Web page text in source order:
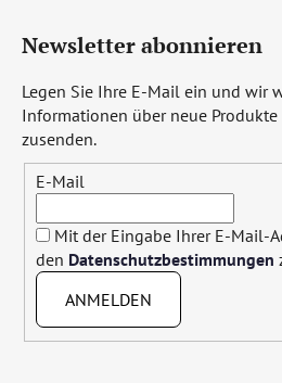
Newsletter abonnieren
Legen Sie Ihre E-Mail ein und wir
Informationen über neue
zusenden.
E-Mail
Mit der Eingabe Ihrer E-Mail-
den Datenschutzbestimmungen
ANMELDEN